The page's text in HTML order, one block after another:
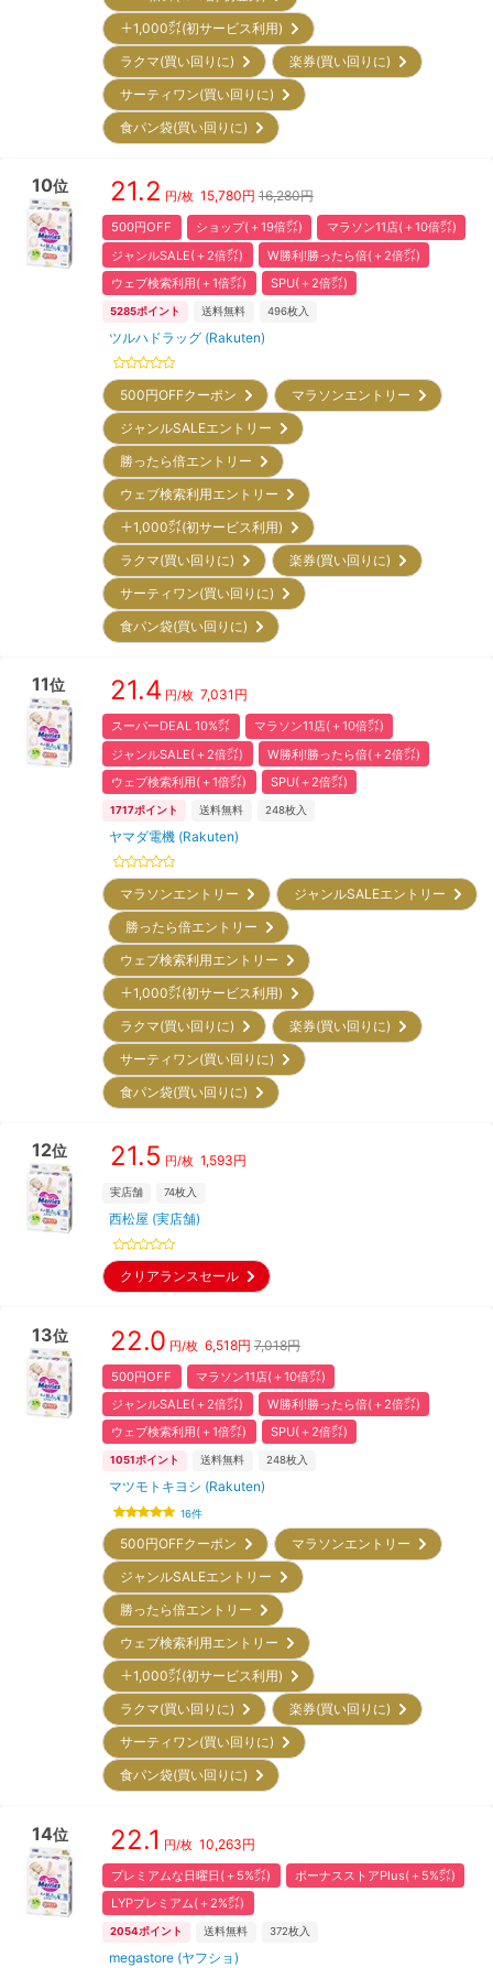
＋1,000㌽(初サービス利用)
ラクマ(買い回りに)
楽券(買い回りに)
サーティワン(買い回りに)
食パン袋(買い回りに)
10位 21.2 円/枚 15,780円 16,280円
500円OFF ショップ(＋19倍㌽)
マラソン11店(＋10倍㌽)
ジャンルSALE(＋2倍㌽)
W勝利!勝ったら倍(＋2倍㌽)
ウェブ検索利用(＋1倍㌽)
SPU(＋2倍㌽)
5285ポイント 送料無料 496枚入
ツルハドラッグ (Rakuten)
500円OFFクーポン
マラソンエントリー
ジャンルSALEエントリー
勝ったら倍エントリー
ウェブ検索利用エントリー
＋1,000㌽(初サービス利用)
ラクマ(買い回りに)
楽券(買い回りに)
サーティワン(買い回りに)
食パン袋(買い回りに)
11位 21.4 円/枚 7,031 円
スーパーDEAL 10%㌽
マラソン11店(＋10倍㌽)
ジャンルSALE(＋2倍㌽)
W勝利!勝ったら倍(＋2倍㌽)
ウェブ検索利用(＋1倍㌽)
SPU(＋2倍㌽)
1717ポイント 送料無料 248枚入
ヤマダ電機 (Rakuten)
マラソンエントリー
ジャンルSALEエントリー
勝ったら倍エントリー
ウェブ検索利用エントリー
＋1,000㌽(初サービス利用)
ラクマ(買い回りに)
楽券(買い回りに)
サーティワン(買い回りに)
食パン袋(買い回りに)
12位 21.5 円/枚 1,593円
実店舗 74枚入
西松屋 (実店舗)
クリアランスセール
13位 22.0 円/枚 6,518円 7,018円
500円OFF
マラソン11店(＋10倍㌽)
ジャンルSALE(＋2倍㌽)
W勝利!勝ったら倍(＋2倍㌽)
ウェブ検索利用(＋1倍㌽)
SPU(＋2倍㌽)
1051 ポイント 送料無料 248枚入
マツモトキヨシ (Rakuten)
16件
500円OFFクーポン
マラソンエントリー
ジャンルSALEエントリー
勝ったら倍エントリー
ウェブ検索利用エントリー
＋1,000㌽(初サービス利用)
ラクマ(買い回りに)
楽券(買い回りに)
サーティワン(買い回りに)
食パン袋(買い回りに)
14位 22.1 円/枚 10,263円
プレミアムな日曜日(＋5%㌽)
ボーナスストアPlus(＋5%㌽)
LYPプレミアム(＋2%㌽)
2054ポイント 送料無料 372枚入
megastore (ヤフショ)